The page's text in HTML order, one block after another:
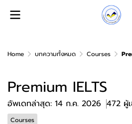
Home บทความทั้งหมด Courses
Premium IELTS
อัพเดทล่าสุด: 14 ก.ค. 2026 472 ผู้
Courses